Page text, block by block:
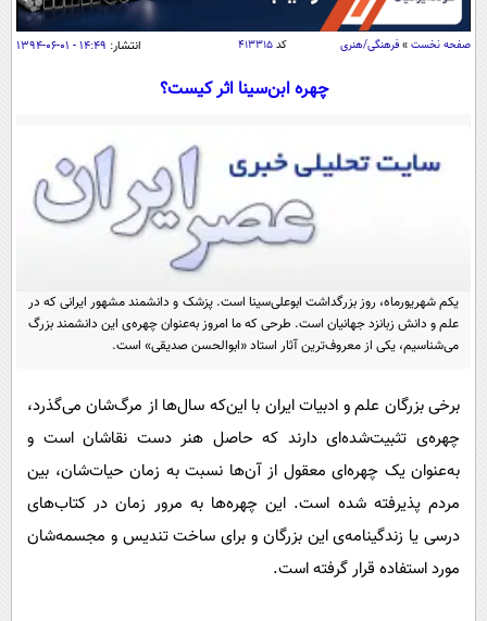
اقتصاد
اقتصادی
جامعه
حوادث
یک برش دانایی
سفر و تفریح
بین الملل
علم و دانش
علمی
اخبار کریپتو
گوناگون
سرگرمی
مجله تصویری سلاح
فیلم
ورزش
سرگرمی
فناوری
خواندنی ها و دیدنی ها
روانشناسی
آموزش زبان
صفحه نخست » فرهنگی/هنری کد ۴۱۳۳۱۵ انتشار: ۱۴:۴۹ - ۰۱-۰۶-۱۳۹۴
چهره ابن‌سینا اثر کیست؟
یکم شهریورماه، روز بزرگداشت ابوعلی‌سینا است. پزشک و دانشمند مشهور ایرانی که در
علم و دانش زبانزد جهانیان است. طرحی که ما امروز به‌عنوان چهره‌ی این دانشمند بزرگ
می‌شناسیم، یکی از معروف‌ترین آثار استاد «ابوالحسن صدیقی» است.
برخی بزرگان علم و ادبیات ایران با این‌که سال‌ها از مرگ‌شان می‌گذرد،
چهره‌ی تثبیت‌شده‌ای دارند که حاصل هنر دست نقاشان است و
به‌عنوان یک چهره‌ای معقول از آن‌ها نسبت به زمان حیات‌شان، بین
مردم پذیرفته شده است. این چهره‌ها به مرور زمان در کتاب‌های
درسی یا زندگینامه‌ی این بزرگان و برای ساخت تندیس و مجسمه‌شان
مورد استفاده قرار گرفته است.